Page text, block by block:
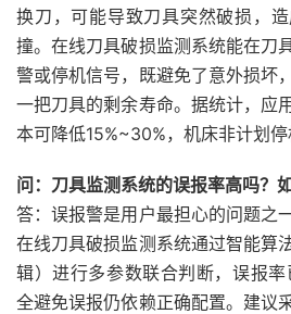
换刀，可能导致刀具突然破损，
撞。在线刀具破损监测系统能在刀
警或停机信号，既避免了意外损坏
一把刀具的剩余寿命。据统计，应
本可降低15%~30%，机床非计划停
问：刀具监测系统的误报率高吗？
答：误报警是用户最担心的问题之
在线刀具破损监测系统通过智能算
辑）进行多参数联合判断，误报
全避免误报仍依赖正确配置。建议